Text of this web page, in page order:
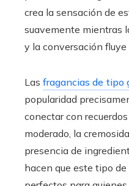
crea la sensación de
suavemente mientras
y la conversación fluye
Las fragancias de tipo
popularidad
conectar con
moderado, la
presencia de
hacen que este tipo